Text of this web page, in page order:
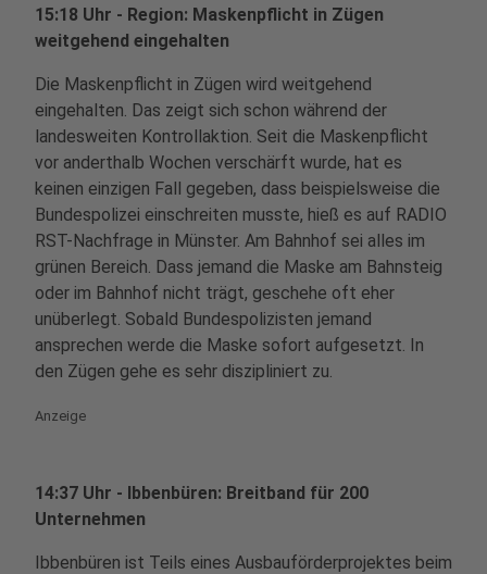
15:18 Uhr - Region: Maskenpflicht in Zügen
weitgehend eingehalten
Die Maskenpflicht in Zügen wird weitgehend
eingehalten. Das zeigt sich schon während der
landesweiten Kontrollaktion. Seit die Maskenpflicht
vor anderthalb Wochen verschärft wurde, hat es
keinen einzigen Fall gegeben, dass beispielsweise die
Bundespolizei einschreiten musste, hieß es auf RADIO
RST-Nachfrage in Münster. Am Bahnhof sei alles im
grünen Bereich. Dass jemand die Maske am Bahnsteig
oder im Bahnhof nicht trägt, geschehe oft eher
unüberlegt. Sobald Bundespolizisten jemand
ansprechen werde die Maske sofort aufgesetzt. In
den Zügen gehe es sehr diszipliniert zu.
Anzeige
14:37 Uhr - Ibbenbüren: Breitband für 200
Unternehmen
Ibbenbüren ist Teils eines Ausbauförderprojektes beim